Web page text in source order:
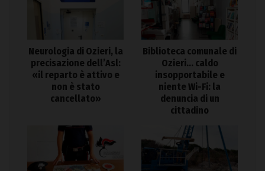
Neurologia di Ozieri, la
precisazione dell’Asl:
«il reparto è attivo e
non è stato
cancellato»
Biblioteca comunale di
Ozieri… caldo
insopportabile e
niente Wi-Fi: la
denuncia di un
cittadino